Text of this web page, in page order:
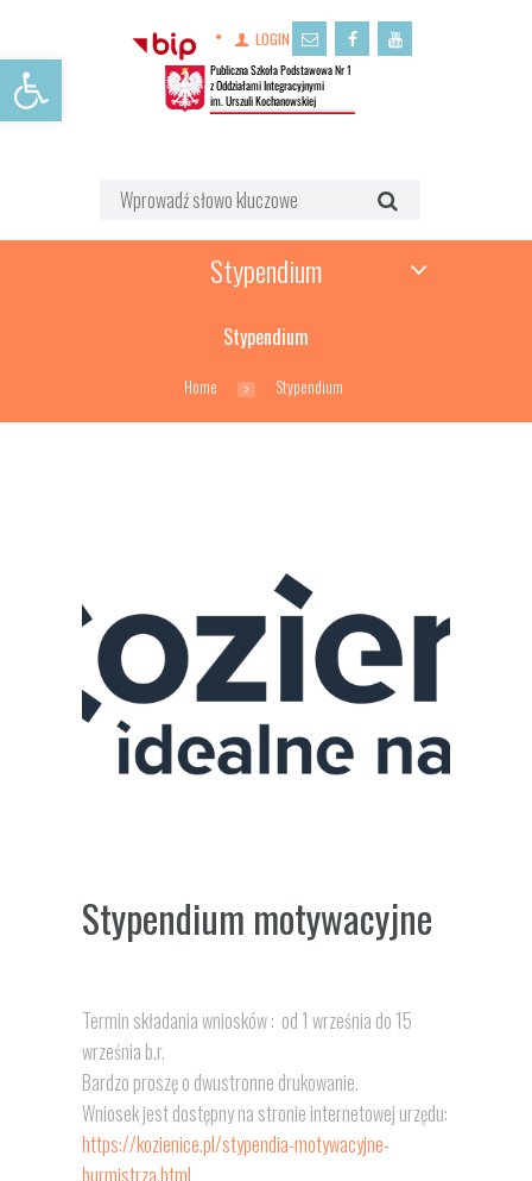
Open toolbar
LOGIN
Stypendium
Stypendium
Home Stypendium
Stypendium motywacyjne
Termin składania wniosków : od 1 września do 15
września b.r.
Bardzo proszę o dwustronne drukowanie.
Wniosek jest dostępny na stronie internetowej urzędu:
https://kozienice.pl/stypendia-motywacyjne-
burmistrza.html